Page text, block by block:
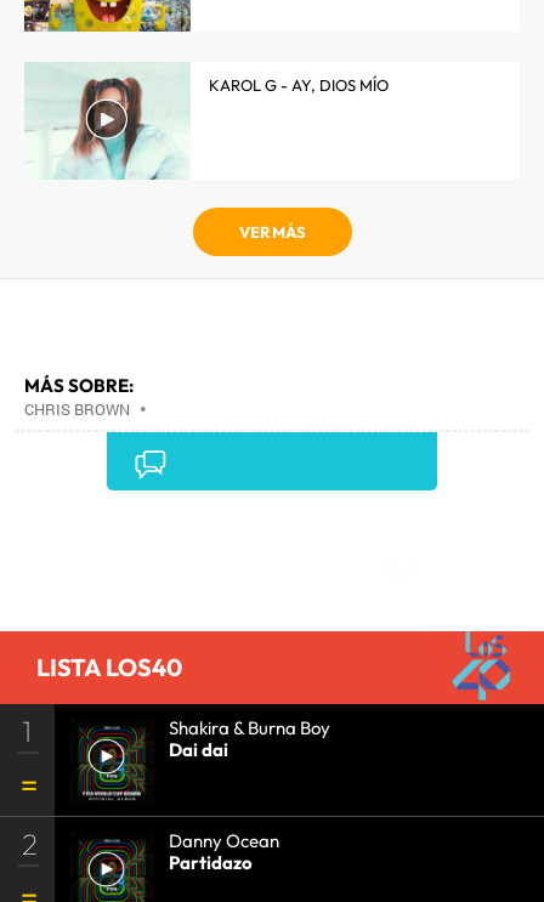
KAROL G - AY, DIOS MÍO
VER MÁS
MÁS SOBRE:
CHRIS BROWN •
LISTA LOS40
1
Shakira & Burna Boy
Dai dai
2
Danny Ocean
Partidazo